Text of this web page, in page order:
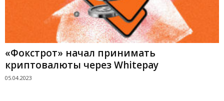
«Фокстрот» начал принимать
криптовалюты через Whitepay
05.04.2023